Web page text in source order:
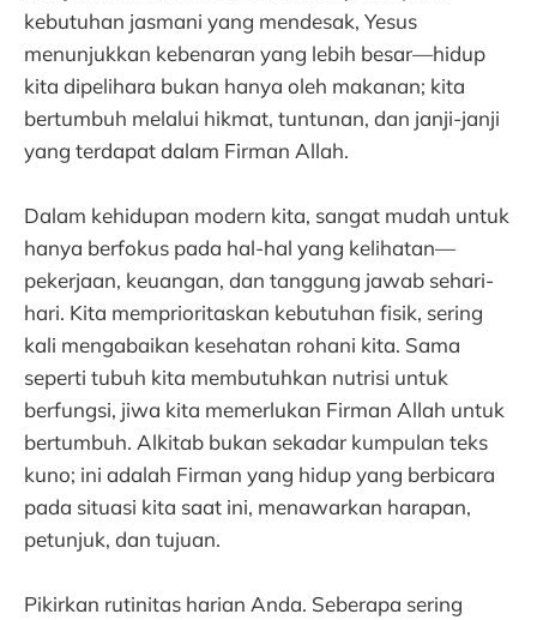
kebutuhan jasmani yang mendesak, Yesus
menunjukkan kebenaran yang lebih besar—hidup
kita dipelihara bukan hanya oleh makanan; kita
bertumbuh melalui hikmat, tuntunan, dan janji-janji
yang terdapat dalam Firman Allah.
Dalam kehidupan modern kita, sangat mudah untuk
hanya berfokus pada hal-hal yang kelihatan—
pekerjaan, keuangan, dan tanggung jawab sehari-
hari. Kita memprioritaskan kebutuhan fisik, sering
kali mengabaikan kesehatan rohani kita. Sama
seperti tubuh kita membutuhkan nutrisi untuk
berfungsi, jiwa kita memerlukan Firman Allah untuk
bertumbuh. Alkitab bukan sekadar kumpulan teks
kuno; ini adalah Firman yang hidup yang berbicara
pada situasi kita saat ini, menawarkan harapan,
petunjuk, dan tujuan.
Pikirkan rutinitas harian Anda. Seberapa sering